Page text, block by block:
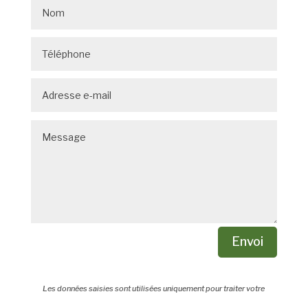
Envoi
Les données saisies sont utilisées uniquement pour traiter votre